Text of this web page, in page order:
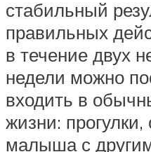
стабильный
правильных
в течение двух
недели можно
входить в
жизни:
малыша с